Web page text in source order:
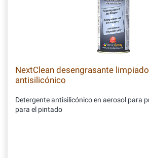
NextClean desengrasante
antisilicónico
Detergente antisilicónico en aerosol para
para el pintado